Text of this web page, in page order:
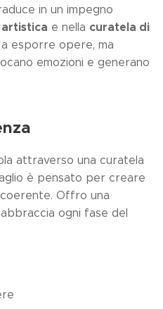
in un impegno
e nella curatela di
esporre opere, ma
emozioni e generano
attraverso una curatela
è pensato per creare
Offro una
ogni fase del